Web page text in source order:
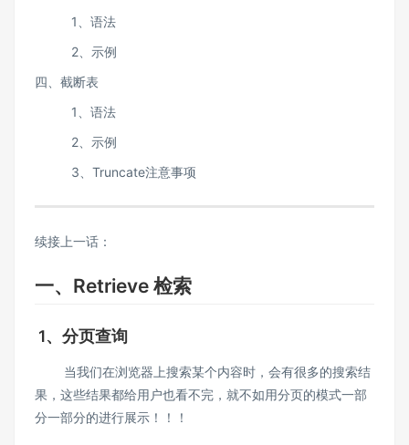
1、语法
2、示例
四、截断表
1、语法
2、示例
3、Truncate注意事项
续接上一话：
一、Retrieve 检索
1、分页查询
当我们在浏览器上搜索某个内容时，会有很多的搜索结
果，这些结果都给用户也看不完，就不如用分页的模式一部
分一部分的进行展示！！！